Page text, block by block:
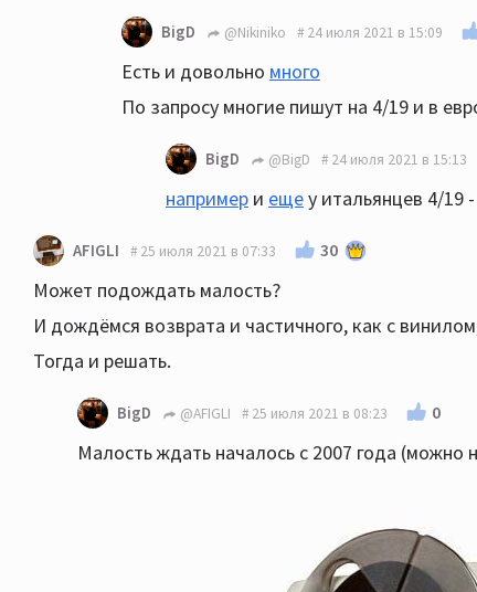
BigD @Nikiniko 24 июля 2021 в 15:09
Есть и довольно много
По запросу многие пишут на 4/19 и в
BigD @BigD 24 июля 2021 в 15:13
например и ещеу итальянцев 4/19
AFIGLI 25 июля 2021 в 07:33 30
Может подождать малость?
И дождёмся возврата и частичного, как с
Тогда и решать.
BigD @AFIGLI 25 июля 2021 в 08:23 0
Малость ждать началось с 2007 года (можно